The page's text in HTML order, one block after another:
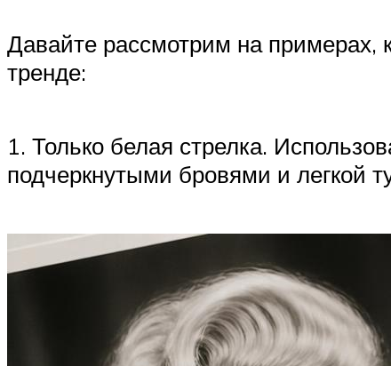
Давайте рассмотрим на примерах,
тренде:
1. Только белая стрелка.
подчеркнутыми бровями и легкой